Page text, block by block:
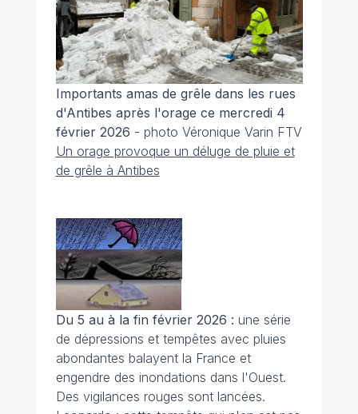
Importants amas de grêle dans les rues
d'Antibes après l'orage ce mercredi 4
février 2026 - photo Véronique Varin FTV
Un orage provoque un déluge de pluie et
de grêle à Antibes
Du 5 au à la fin février 2026 : une série
de dépressions et tempêtes avec pluies
abondantes balayent la France et
engendre des inondations dans l'Ouest.
Des vigilances rouges sont lancées.